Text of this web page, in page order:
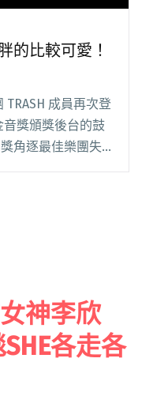
的比較可愛！
成員再次登
獎頒獎後台的鼓
角逐最佳樂團失
擦身而過，但光
神李欣
各走各